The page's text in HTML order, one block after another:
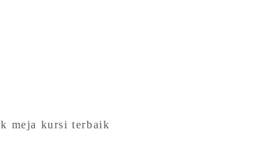
meja kursi terbaik